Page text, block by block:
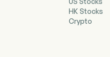
HK Stocks
Crypto